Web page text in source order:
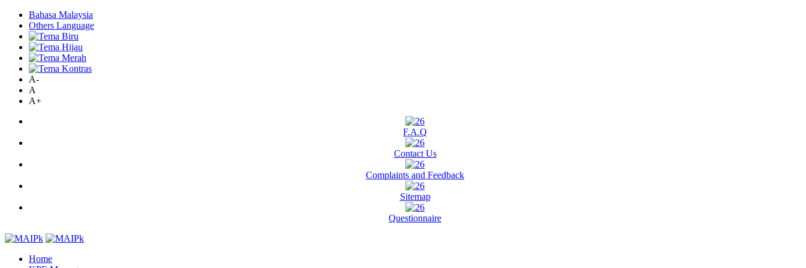
Bahasa Malaysia
Others Language
A-
A
A+
F.A.Q
Contact Us
Complaints and Feedback
Sitemap
Questionnaire
Home